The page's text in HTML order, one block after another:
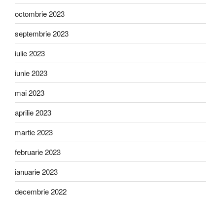
octombrie 2023
septembrie 2023
iulie 2023
iunie 2023
mai 2023
aprilie 2023
martie 2023
februarie 2023
ianuarie 2023
decembrie 2022